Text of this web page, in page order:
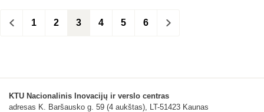
< 1 2 3 4 5 6 >
KTU Nacionalinis Inovacijų ir verslo centras
adresas K. Baršausko g. 59 (4 aukštas), LT-51423 Kaunas